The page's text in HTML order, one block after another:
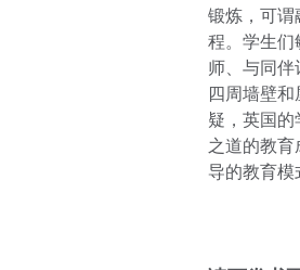
锻炼，可谓
程。学生们
师、与同
四周墙壁
疑，英国
之道的教育
导的教育模